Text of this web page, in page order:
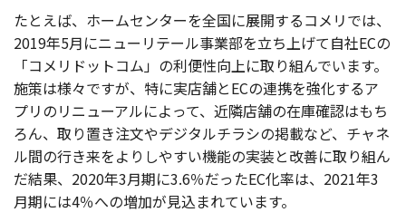
たとえば、ホームセンターを全国に展開するコメリでは、
2019年5月にニューリテール事業部を立ち上げて自社ECの
「コメリドットコム」の利便性向上に取り組んでいます。
施策は様々ですが、特に実店舗とECの連携を強化するア
プリのリニューアルによって、近隣店舗の在庫確認はもち
ろん、取り置き注文やデジタルチラシの掲載など、チャネ
ル間の行き来をよりしやすい機能の実装と改善に取り組ん
だ結果、2020年3月期に3.6％だったEC化率は、2021年3
月期には4％への増加が見込まれています。